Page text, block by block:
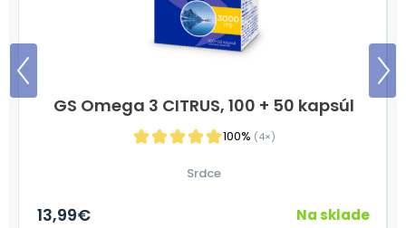
GS Omega 3 CITRUS, 100 + 50 kapsúl
100% (4×)
Srdce
13,99€ Na sklade